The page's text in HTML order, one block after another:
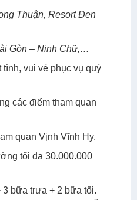
Thuận, Resort Đen
Gòn – Ninh Chữ,…
vui vẻ phục vụ quý
các điểm tham quan
quan Vịnh Vĩnh Hy.
tối đa 30.000.000
bữa trưa + 2 bữa tối.